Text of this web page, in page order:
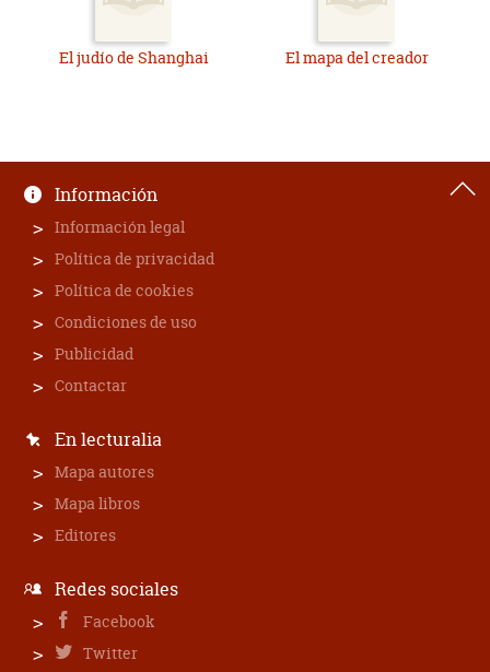
El judío de Shanghai El mapa del creador
Información
Información legal
Política de privacidad
Política de cookies
Condiciones de uso
Publicidad
Contactar
En lecturalia
Mapa autores
Mapa libros
Editores
Redes sociales
Facebook
Twitter